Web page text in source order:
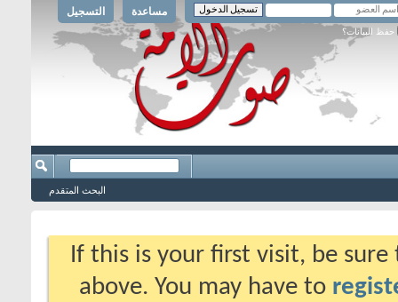
التسجيل مساعدة
حفظ البيانات؟
البحث المتقدم
If this is your first visit, be
above. You may have to